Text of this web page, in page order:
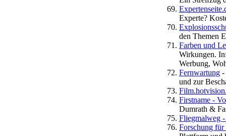
Experte?
den Themen
Farben und
Wirkungen.
Werbung,
Fernwartung -
und zur
Firstname -
Dumrath &
Fliegmalweg
Forschung